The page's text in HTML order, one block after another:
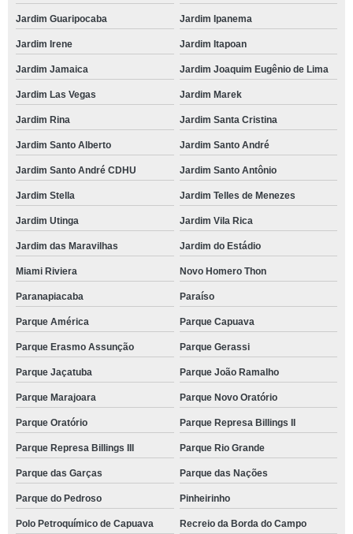
Jardim Guaripocaba Jardim Ipanema
Jardim Irene Jardim Itapoan
Jardim Jamaica Jardim Joaquim Eugênio de Lima
Jardim Las Vegas Jardim Marek
Jardim Rina Jardim Santa Cristina
Jardim Santo Alberto Jardim Santo André
Jardim Santo André CDHU Jardim Santo Antônio
Jardim Stella Jardim Telles de Menezes
Jardim Utinga Jardim Vila Rica
Jardim das Maravilhas Jardim do Estádio
Miami Riviera Novo Homero Thon
Paranapiacaba Paraíso
Parque América Parque Capuava
Parque Erasmo Assunção Parque Gerassi
Parque Jaçatuba Parque João Ramalho
Parque Marajoara Parque Novo Oratório
Parque Oratório Parque Represa Billings II
Parque Represa Billings III Parque Rio Grande
Parque das Garças Parque das Nações
Parque do Pedroso Pinheirinho
Polo Petroquímico de Capuava Recreio da Borda do Campo